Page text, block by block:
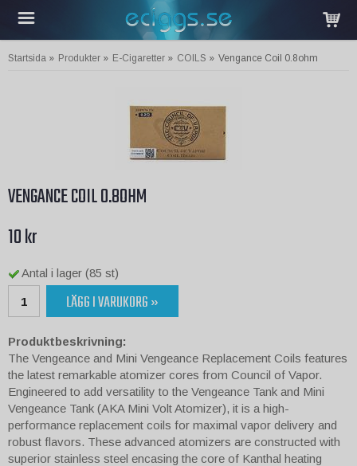
Startsida » Produkter » E-Cigaretter » COILS » Vengance Coil 0.8ohm
VENGANCE COIL 0.8OHM
10 kr
Antal i lager (85 st)
LÄGG I VARUKORG »
Produktbeskrivning:
The Vengeance and Mini Vengeance Replacement Coils features
the latest remarkable atomizer cores from Council of Vapor.
Engineered to add versatility to the Vengeance Tank and Mini
Vengeance Tank (AKA Mini Volt Atomizer), it is a high-
performance replacement coils for maximal vapor delivery and
robust flavors. These advanced atomizers are constructed with
superior stainless steel encasing the core of Kanthal heating